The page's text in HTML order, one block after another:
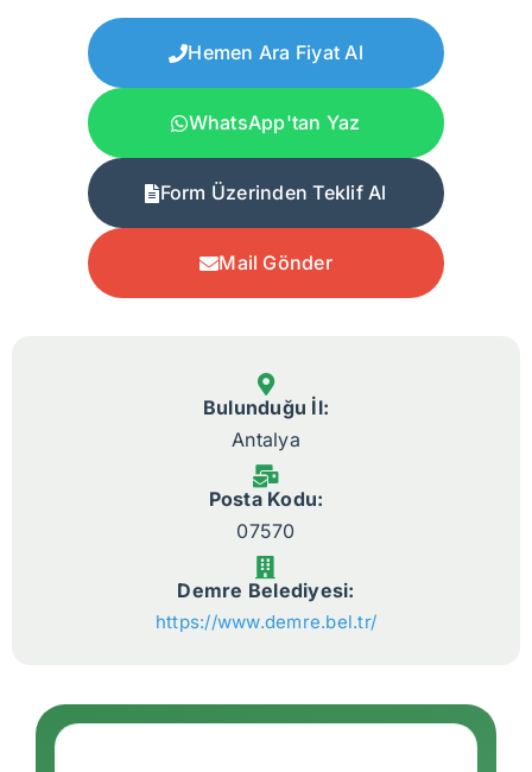
Hemen Ara Fiyat Al
WhatsApp'tan Yaz
Form Üzerinden Teklif Al
Mail Gönder
Bulunduğu İl:
Antalya
Posta Kodu:
07570
Demre Belediyesi:
https://www.demre.bel.tr/